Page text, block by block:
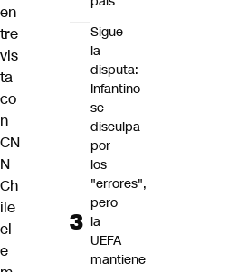
en
tre
vis
ta
co
n
CN
N
Ch
ile
el
e
Sigue
la
disputa:
Infantino
se
disculpa
por
los
"errores",
pero
la
UEFA
mantiene